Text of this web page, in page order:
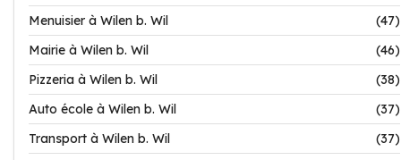
Menuisier à Wilen b. Wil
(47)
Mairie à Wilen b. Wil
(46)
Pizzeria à Wilen b. Wil
(38)
Auto école à Wilen b. Wil
(37)
Transport à Wilen b. Wil
(37)